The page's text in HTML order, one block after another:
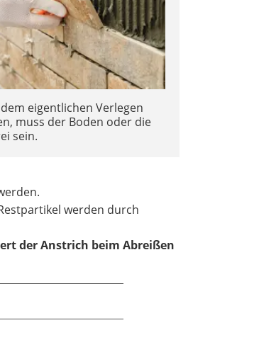
eigentlichen Verlegen
muss der Boden oder die
sein.
werden durch
der Anstrich beim Abreißen